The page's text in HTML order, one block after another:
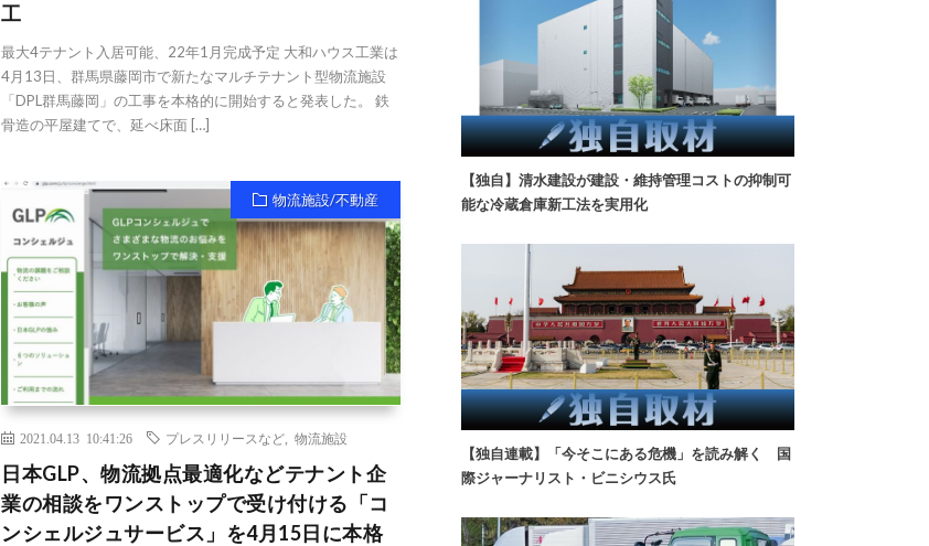
工
最大4テナント入居可能、22年1月完成予定 大和ハウス工業は
4月13日、群馬県藤岡市で新たなマルチテナント型物流施設
「DPL群馬藤岡」の工事を本格的に開始すると発表した。 鉄
骨造の平屋建てで、延べ床面 […]
物流施設/不動産
2021.04.13 10:41:26 プレスリリースなど ,物流施設
日本GLP、物流拠点最適化などテナント企
業の相談をワンストップで受け付ける「コ
ンシェルジュサービス」を4月15日に本格
【独自】清水建設が建設・維持管理コストの抑制可
能な冷蔵倉庫新工法を実用化
【独自連載】「今そこにある危機」を読み解く 国
際ジャーナリスト・ビニシウス氏